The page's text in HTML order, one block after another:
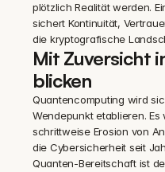
plötzlich Realität werden.
sichert Kontinuität,
die kryptografische
Mit Zuversicht
blicken
Quantencomputing wird
Wendepunkt etablieren.
schrittweise Erosion von
die Cybersicherheit seit
Quanten-Bereitschaft ist